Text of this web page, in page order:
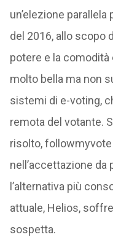
un’elezione
del 2016, allo scopo
potere e la comodità
molto bella ma non
sistemi di e-voting,
remota del votante.
risolto,
nell’accettazione da
l’alternativa più
attuale, Helios,
sospetta.